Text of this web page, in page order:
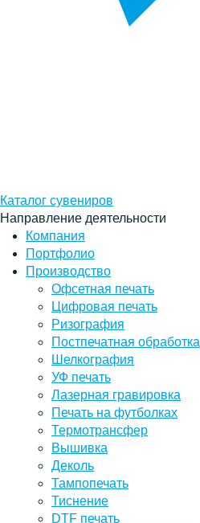
Каталог сувениров
Направление деятельности
Компания
Портфолио
Производство
Офсетная печать
Цифровая печать
Ризография
Постпечатная обработка
Шелкография
УФ печать
Лазерная гравировка
Печать на футболках
Термотрансфер
Вышивка
Деколь
Тампопечать
Тиснение
DTF печать